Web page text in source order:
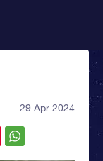
29 Apr 2024